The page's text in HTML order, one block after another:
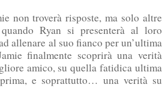
non troverà risposte, ma solo altre
Ryan si presenterà al loro
allenare al suo fianco per un’ultima
finalmente scoprirà una verità
amico, su quella fatidica ultima
e soprattutto… una verità su